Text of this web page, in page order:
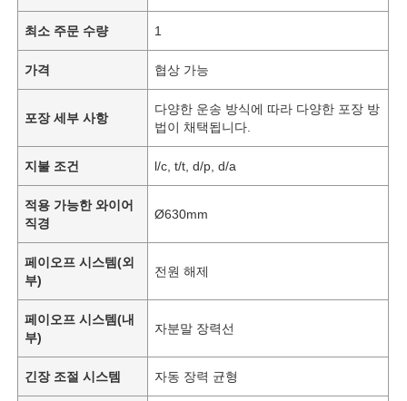
최소 주문 수량 1
가격 협상 가능
포장 세부 사항
다양한 운송 방식에 따라 다양한 포장 방
법이 채택됩니다.
지불 조건 l/c, t/t, d/p, d/a
적용 가능한 와이어
직경
Ø630mm
페이오프 시스템(외
부)
전원 해제
페이오프 시스템(내
부)
자분말 장력선
긴장 조절 시스템 자동 장력 균형